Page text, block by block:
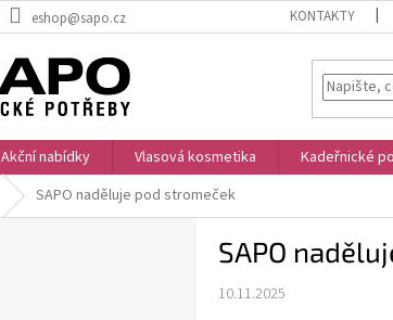
eshop@sapo.cz KONTAKTY
Akční nabídky Vlasová kosmetika Kadeřnické
SAPO naděluje pod stromeček
SAPO
10.11.2025